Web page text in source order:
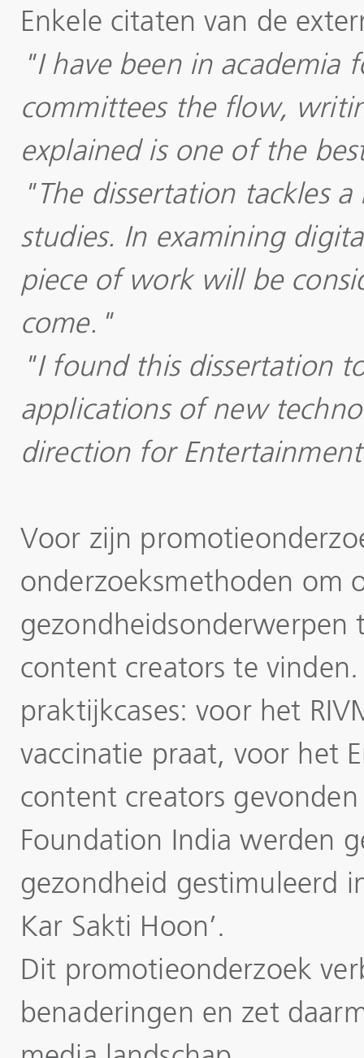
Enkele citaten van de
"I have been in academia
committees the flow,
explained is one of the
"The dissertation tackles
studies. In examining
piece of work will be
come."
"I found this dissertation
applications of new
direction for
Voor zijn
onderzoeksmethoden om
content creators te
praktijkcases: voor het
vaccinatie praat, voor het
content creators
Foundation India werden
gezondheid gestimuleerd
Kar Sakti Hoon’.
Dit promotieonderzoek
benaderingen en zet